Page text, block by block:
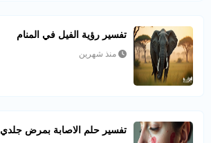
تفسير رؤية الفيل في المنام
منذ شهرين
تفسير حلم الاصابة بمرض جلدي